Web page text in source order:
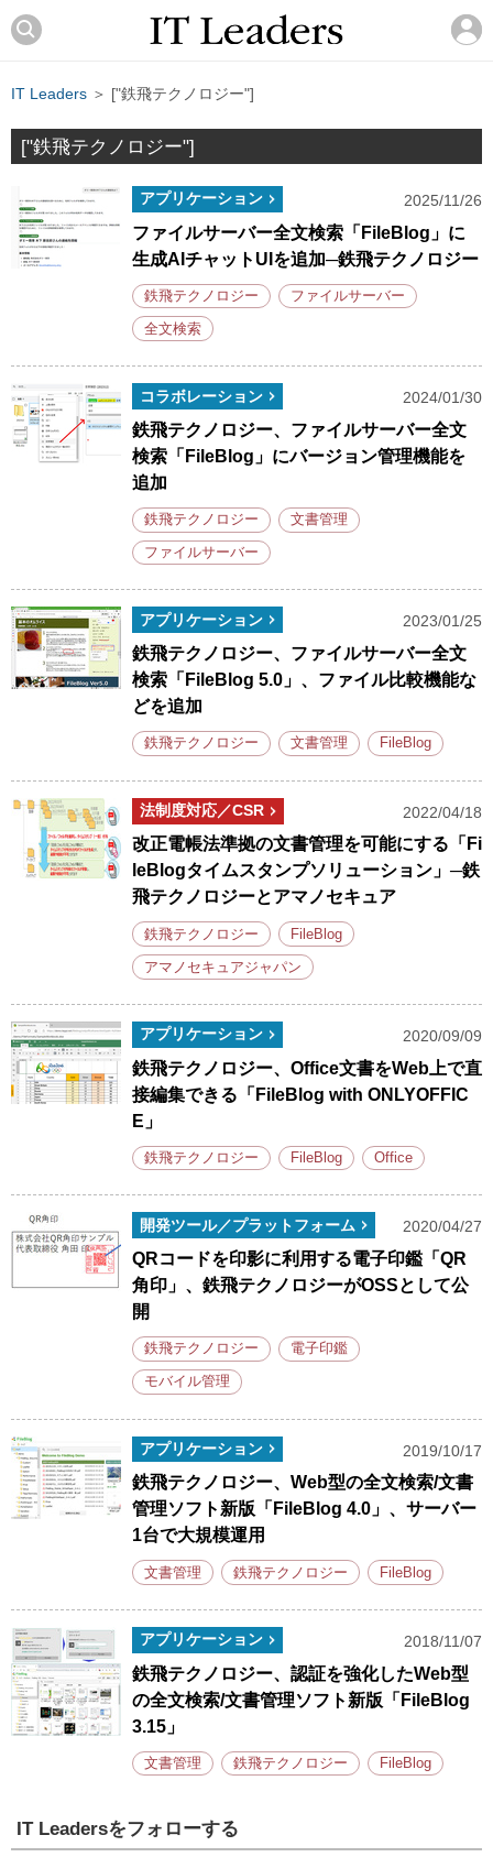
IT Leaders ＞ ["鉄飛テクノロジー"]
["鉄飛テクノロジー"]
アプリケーション 2025/11/26
ファイルサーバー全文検索「FileBlog」に
生成AIチャットUIを追加─鉄飛テクノロジー
鉄飛テクノロジー ファイルサーバー
全文検索
コラボレーション 2024/01/30
鉄飛テクノロジー、ファイルサーバー全文
検索「FileBlog」にバージョン管理機能を
追加
鉄飛テクノロジー 文書管理
ファイルサーバー
アプリケーション 2023/01/25
鉄飛テクノロジー、ファイルサーバー全文
検索「FileBlog 5.0」、ファイル比較機能な
どを追加
鉄飛テクノロジー 文書管理 FileBlog
法制度対応／CSR 2022/04/18
改正電帳法準拠の文書管理を可能にする「Fi
leBlogタイムスタンプソリューション」─鉄
飛テクノロジーとアマノセキュア
鉄飛テクノロジー FileBlog
アマノセキュアジャパン
アプリケーション 2020/09/09
鉄飛テクノロジー、Office文書をWeb上で直
接編集できる「FileBlog with ONLYOFFIC
E」
鉄飛テクノロジー FileBlog Office
開発ツール／プラットフォーム 2020/04/27
QRコードを印影に利用する電子印鑑「QR
角印」、鉄飛テクノロジーがOSSとして公
開
鉄飛テクノロジー 電子印鑑
モバイル管理
アプリケーション 2019/10/17
鉄飛テクノロジー、Web型の全文検索/文書
管理ソフト新版「FileBlog 4.0」、サーバー
1台で大規模運用
文書管理 鉄飛テクノロジー FileBlog
アプリケーション 2018/11/07
鉄飛テクノロジー、認証を強化したWeb型
の全文検索/文書管理ソフト新版「FileBlog
3.15」
文書管理 鉄飛テクノロジー FileBlog
IT Leadersをフォローする